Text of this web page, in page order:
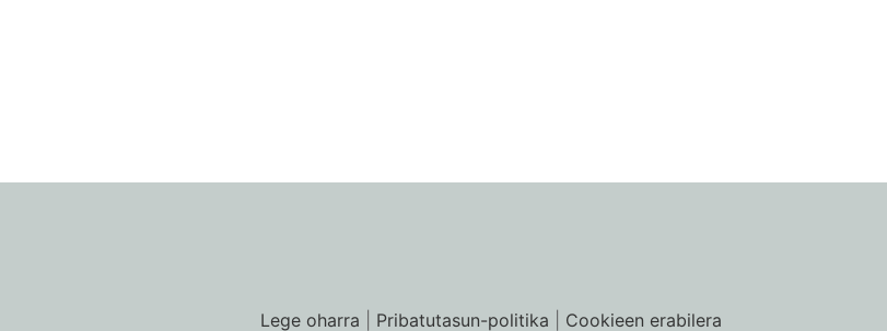
Lege oharra Pribatutasun-politika Cookieen erabilera